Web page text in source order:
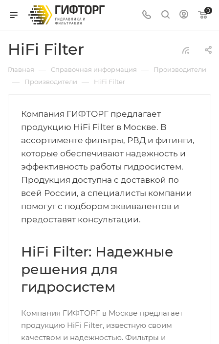
0
HiFi Filter
Главная — Справочная информация — Производители
— Производители — HiFi Filter
Компания ГИФТОРГ предлагает
продукцию HiFi Filter в Москве. В
ассортименте фильтры, РВД и фитинги,
которые обеспечивают надежность и
эффективность работы гидросистем.
Продукция доступна с доставкой по
всей России, а специалисты компании
помогут с подбором эквивалентов и
предоставят консультации.
HiFi Filter: Надежные
решения для
гидросистем
Компания ГИФТОРГ в Москве предлагает
продукцию HiFi Filter, известную своим
качеством и надежностью. Фильтры и